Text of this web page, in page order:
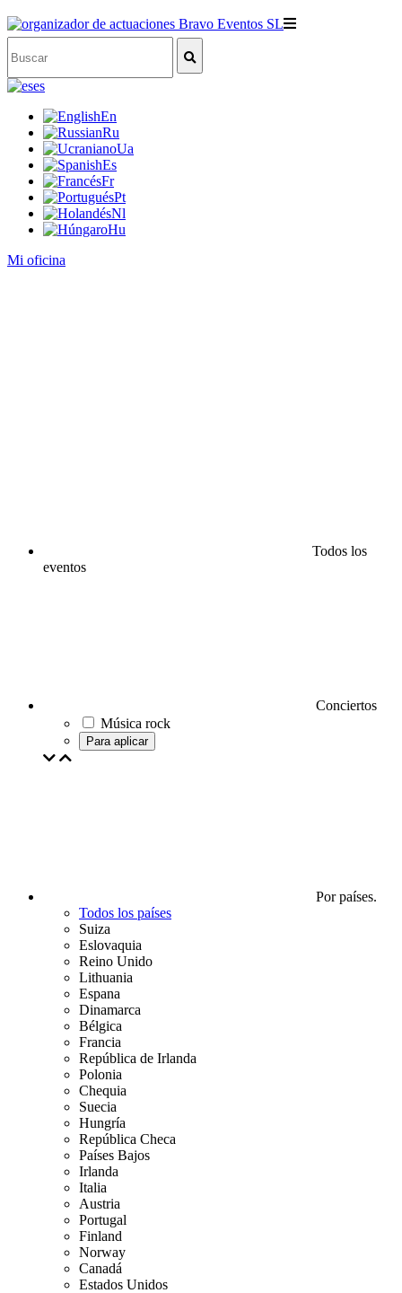
es
En
Ru
Ua
Es
Fr
Pt
Nl
Hu
Mi oficina
Todos los
eventos
Conciertos
Música rock
Para aplicar
Por países.
Todos los países
Suiza
Eslovaquia
Reino Unido
Lithuania
Espana
Dinamarca
Bélgica
Francia
República de Irlanda
Polonia
Chequia
Suecia
Hungría
República Checa
Países Bajos
Irlanda
Italia
Austria
Portugal
Finland
Norway
Canadá
Estados Unidos